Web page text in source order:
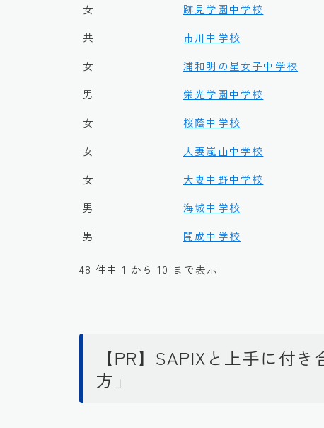
女
跡見学園中学校
共
市川中学校
女
浦和明の星女子中学校
男
栄光学園中学校
女
桜蔭中学校
女
大妻嵐山中学校
女
大妻中野中学校
男
海城中学校
男
開成中学校
48 件中 1 から 10 まで表示
【PR】SAPIXと上手に付
方」